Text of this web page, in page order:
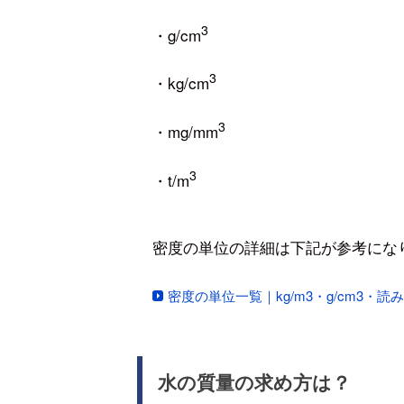
・g/cm3
・kg/cm3
・mg/mm3
・t/m3
密度の単位の詳細は下記が参考にな
密度の単位一覧｜kg/m3・g/cm3・読
水の質量の求め方は？